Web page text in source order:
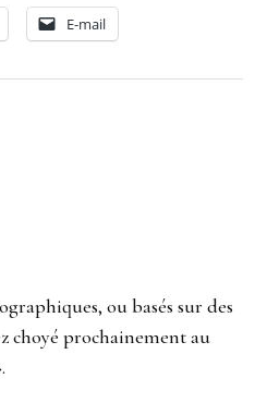
E-mail
ou basés sur des
choyé prochainement au